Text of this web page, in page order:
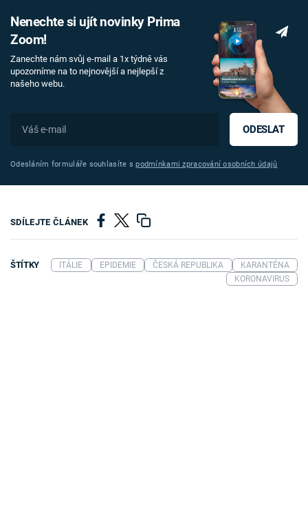
Nenechte si ujít novinky Prima
Zoom!
Zanechte nám svůj e-mail a 1x týdně vás
upozorníme na to nejnovější a nejlepší z
našeho webu.
ODESLAT
Odesláním formuláře souhlasíte spodmínkami zpracování osobních údajů
SDÍLEJTE ČLÁNEK
ŠTÍTKY ITÁLIE EPIDEMIE ČESKÁ REPUBLIKA
KARANTÉNA
KORONAVIRUS